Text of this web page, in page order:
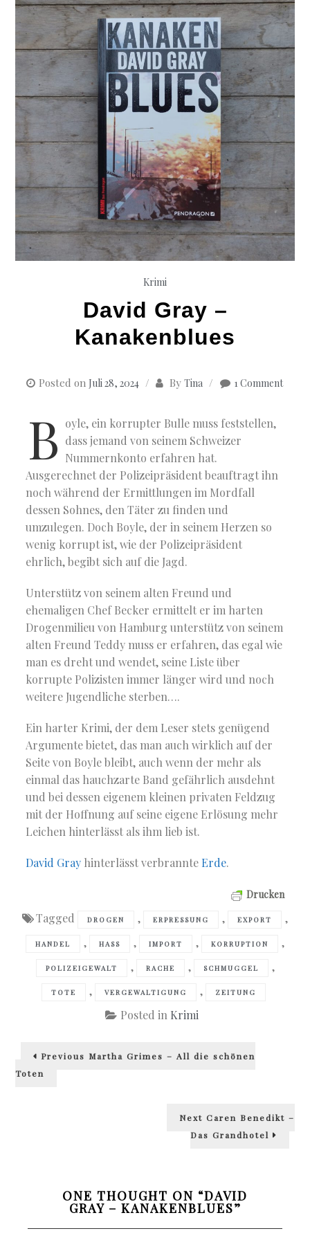
Krimi
David Gray –
Kanakenblues
Posted on Juli 28, 2024 By Tina 1 Comment
B oyle, ein korrupter Bulle muss feststellen,
dass jemand von seinem Schweizer
Nummernkonto erfahren hat.
Ausgerechnet der Polizeipräsident beauftragt ihn
noch während der Ermittlungen im Mordfall
dessen Sohnes, den Täter zu finden und
umzulegen. Doch Boyle, der in seinem Herzen so
wenig korrupt ist, wie der Polizeipräsident
ehrlich, begibt sich auf die Jagd.
Unterstütz von seinem alten Freund und
ehemaligen Chef Becker ermittelt er im harten
Drogenmilieu von Hamburg unterstütz von seinem
alten Freund Teddy muss er erfahren, das egal wie
man es dreht und wendet, seine Liste über
korrupte Polizisten immer länger wird und noch
weitere Jugendliche sterben….
Ein harter Krimi, der dem Leser stets genügend
Argumente bietet, das man auch wirklich auf der
Seite von Boyle bleibt, auch wenn der mehr als
einmal das hauchzarte Band gefährlich ausdehnt
und bei dessen eigenem kleinen privaten Feldzug
mit der Hoffnung auf seine eigene Erlösung mehr
Leichen hinterlässt als ihm lieb ist.
David Gray hinterlässt verbrannteErde.
Drucken
Tagged DROGEN , ERPRESSUNG , EXPORT ,
HANDEL , HASS , IMPORT , KORRUPTION ,
POLIZEIGEWALT , RACHE , SCHMUGGEL ,
TOTE , VERGEWALTIGUNG , ZEITUNG
Posted in Krimi
Beitragsnavigation
Previous Previous
Martha Grimes – All die schönen
Toten
Next Next
Caren Benedikt –
Das Grandhotel
ONE THOUGHT ON “DAVID
GRAY – KANAKENBLUES”